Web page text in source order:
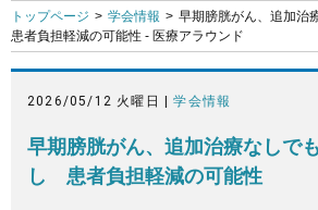
トップページ 学会情報
早期膀胱がん、追加治
患者負担軽減の可能性 - 医療アラウンド
2026/05/12 火曜日 |学会情報
早期膀胱がん、追加治療なしで
し 患者負担軽減の可能性